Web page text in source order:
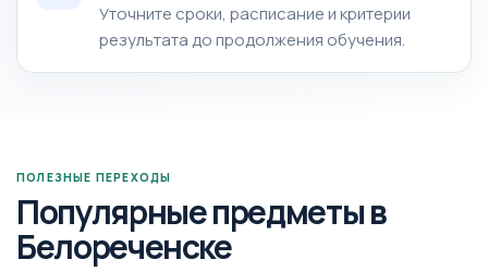
Уточните сроки, расписание и критерии
результата до продолжения обучения.
ПОЛЕЗНЫЕ ПЕРЕХОДЫ
Популярные предметы в
Белореченске